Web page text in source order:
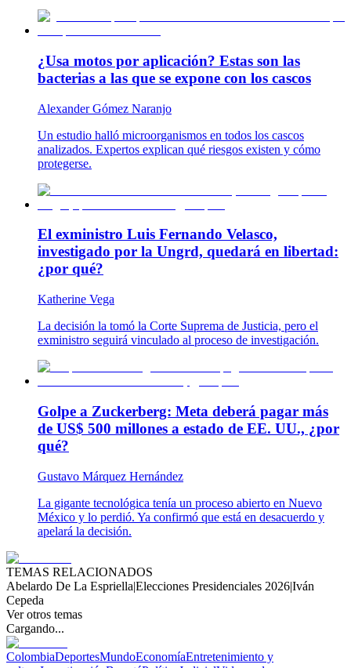
¿Usa motos por aplicación? Estas son las
bacterias a las que se expone con los cascos
Alexander Gómez Naranjo
Un estudio halló microorganismos en todos los cascos
analizados. Expertos explican qué riesgos existen y cómo
protegerse.
El exministro Luis Fernando Velasco,
investigado por la Ungrd, quedará en libertad:
¿por qué?
Katherine Vega
La decisión la tomó la Corte Suprema de Justicia, pero el
exministro seguirá vinculado al proceso de investigación.
Golpe a Zuckerberg: Meta deberá pagar más
de US$ 500 millones a estado de EE. UU., ¿por
qué?
Gustavo Márquez Hernández
La gigante tecnológica tenía un proceso abierto en Nuevo
México y lo perdió. Ya confirmó que está en desacuerdo y
apelará la decisión.
TEMAS RELACIONADOS
Abelardo De La Espriella|Elecciones Presidenciales 2026|Iván
Cepeda
Ver otros temas
Cargando...
ColombiaDeportesMundoEconomíaEntretenimiento y